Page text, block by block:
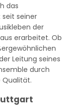
das
seit seiner
der
erarbeitet. Ob
Leitung seines
durch
Qualität.